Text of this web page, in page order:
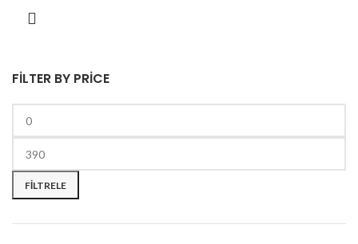
FILTER BY PRICE
FILTRELE